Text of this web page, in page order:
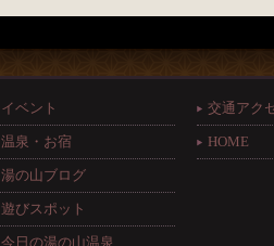
イベント
温泉・お宿
湯の山ブログ
遊びスポット
今日の湯の山温泉
交通アク
HOME